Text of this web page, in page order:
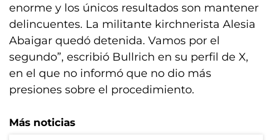
enorme y los únicos resultados son mantener
delincuentes. La militante kirchnerista Alesia
Abaigar quedó detenida. Vamos por el
segundo”, escribió Bullrich en su perfil de X,
en el que no informó que no dio más
presiones sobre el procedimiento.
Más noticias